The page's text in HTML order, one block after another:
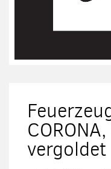
vergoldet
Bildergalerie
springen